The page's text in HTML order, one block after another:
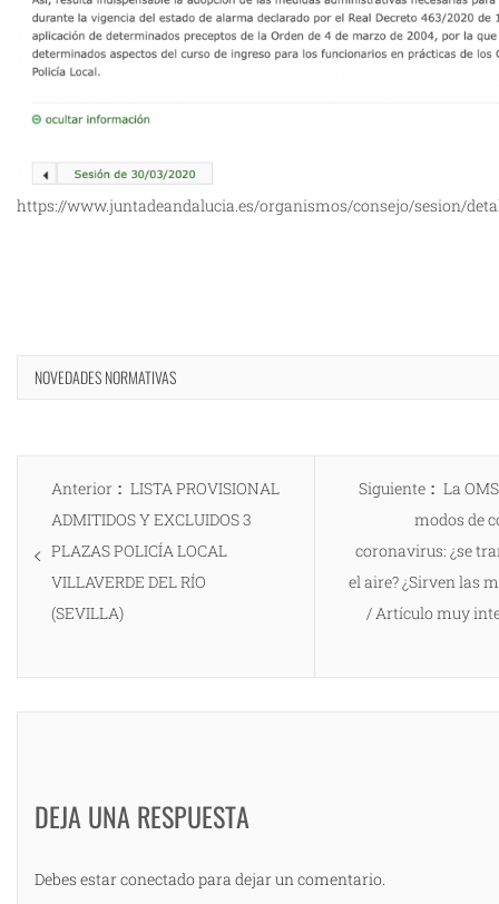
https://www.juntadeandalucia.es/organismos/consejo/sesion/
NOVEDADES NORMATIVAS
Navegación
entradas
Anterior
Entrada
anterior:
LISTA PROVISIONAL
ADMITIDOS Y EXCLUIDOS 3
PLAZAS POLICÍA LOCAL
VILLAVERDE DEL RÍO
(SEVILLA)
Siguiente
La
modos de
coronavirus: ¿se
el aire? ¿Sirven las
/ Artículo muy
DEJA UNA RESPUESTA
Debes estar conectado para dejar un comentario.